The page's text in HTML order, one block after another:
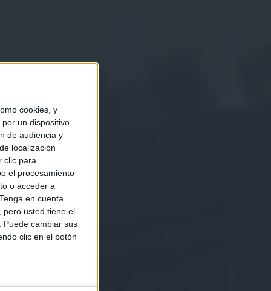
cookies, y
un dispositivo
de audiencia y
localización
clic para
el procesamiento
o acceder a
Tenga en cuenta
pero usted tiene el
Puede cambiar sus
clic en el botón